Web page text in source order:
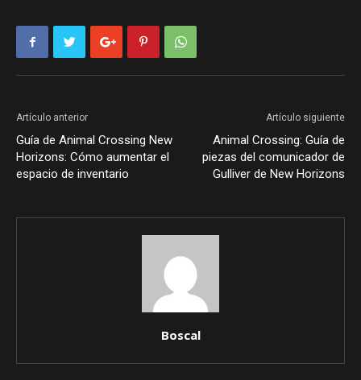
Artículo anterior
Guía de Animal Crossing New
Horizons: Cómo aumentar el
espacio de inventario
Artículo siguiente
Animal Crossing: Guía de
piezas del comunicador de
Gulliver de New Horizons
Boscal